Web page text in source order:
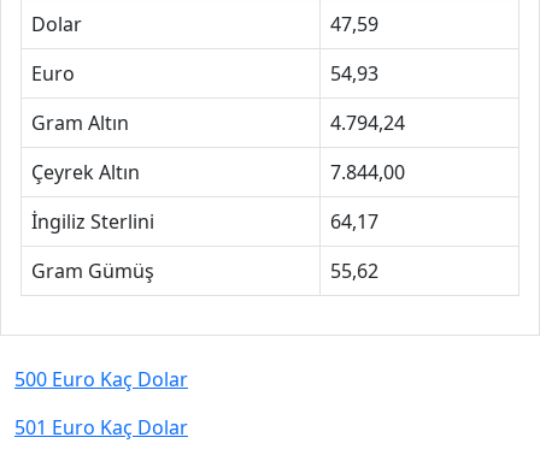
Dolar
47,59
Euro
54,93
Gram Altın
4.794,24
Çeyrek Altın
7.844,00
İngiliz Sterlini
64,17
Gram Gümüş
55,62
500 Euro Kaç Dolar
501 Euro Kaç Dolar